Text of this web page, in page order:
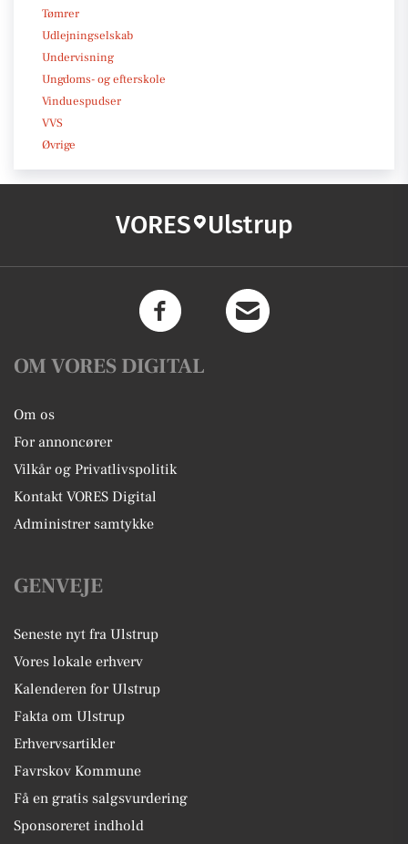
Tømrer
Udlejningselskab
Undervisning
Ungdoms- og efterskole
Vinduespudser
VVS
Øvrige
VORES Ulstrup
OM VORES DIGITAL
Om os
For annoncører
Vilkår og Privatlivspolitik
Kontakt VORES Digital
Administrer samtykke
GENVEJE
Seneste nyt fra Ulstrup
Vores lokale erhverv
Kalenderen for Ulstrup
Fakta om Ulstrup
Erhvervsartikler
Favrskov Kommune
Få en gratis salgsvurdering
Sponsoreret indhold